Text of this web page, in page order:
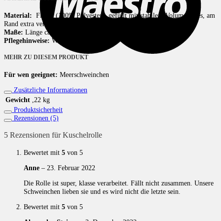
Material: Fleece (100% Polyester), gefüllt mit stabilem Volumenvlies, am
Rand extra verstärkt.
Maße: Länge ca. 28cm Durchmesser ca 16cm
Pflegehinweise: Waschbar bei 40 Grad
MEHR ZU DIESEM PRODUKT
Für wen geeignet: Meerschweinchen
Zusätzliche Informationen
Gewicht ,22 kg
Produktsicherheit
Rezensionen (5)
5 Rezensionen fürKuschelrolle
Bewertet mit 5 von 5
Anne – 23. Februar 2022
Die Rolle ist super, klasse verarbeitet. Fällt nicht zusammen. Unsere
Schweinchen lieben sie und es wird nicht die letzte sein.
Bewertet mit 5 von 5